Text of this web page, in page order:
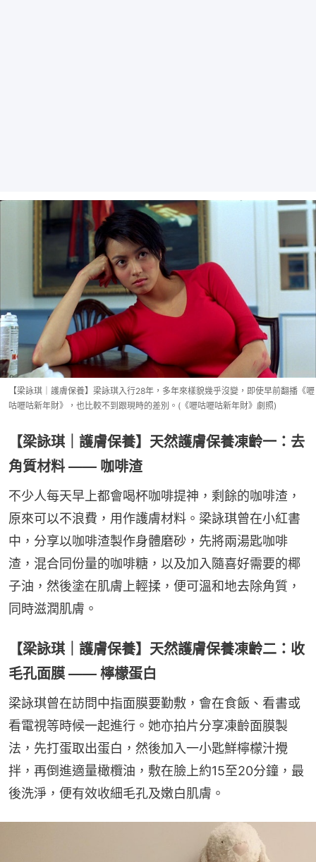
【梁詠琪｜護膚保養】梁詠琪入行28年，多年來樣貌幾乎沒變，即使早前翻播《嚦
咕嚦咕新年財》，也比較不到跟現時的差別。(《嚦咕嚦咕新年財》劇照)
【梁詠琪｜護膚保養】天然護膚保養凍齡一：去
角質材料 —— 咖啡渣
不少人每天早上都會喝杯咖啡提神，剩餘的咖啡渣，
原來可以不浪費，用作護膚材料。梁詠琪曾在小紅書
中，分享以咖啡渣製作身體磨砂，先將兩湯匙咖啡
渣，混合同份量的咖啡糖，以及加入隨喜好需要的椰
子油，然後塗在肌膚上輕揉，便可溫和地去除角質，
同時滋潤肌膚。
【梁詠琪｜護膚保養】天然護膚保養凍齡二：收
毛孔面膜 —— 檸檬蛋白
梁詠琪曾在訪問中指面膜要勤敷，會在食飯、看書或
看電視等時候一起進行。她亦拍片分享凍齡面膜製
法，先打蛋取出蛋白，然後加入一小匙鮮檸檬汁攪
拌，再倒進適量橄欖油，敷在臉上約15至20分鐘，最
後洗淨，便有效收細毛孔及嫩白肌膚。